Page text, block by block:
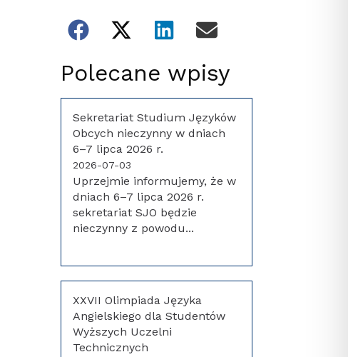
Polecane wpisy
Sekretariat Studium Języków
Obcych nieczynny w dniach
6–7 lipca 2026 r.
2026-07-03
Uprzejmie informujemy, że w
dniach 6–7 lipca 2026 r.
sekretariat SJO będzie
nieczynny z powodu...
XXVII Olimpiada Języka
Angielskiego dla Studentów
Wyższych Uczelni
Technicznych